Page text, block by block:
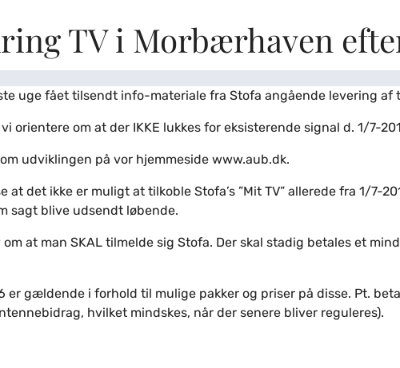
TV i Morbærhaven
uge fået tilsendt info-materiale fra Stofa angående levering af
orientere om at der IKKE lukkes for eksisterende signal d. 1/7-
udviklingen på vor hjemmeside www.aub.dk.
at det ikke er muligt at tilkoble Stofa’s ”Mit TV” allerede fra 1/7-
sagt blive udsendt løbende.
om at man SKAL tilmelde sig Stofa. Der skal stadig betales et
er gældende i forhold til mulige pakker og priser på disse. Pt.
hvilket mindskes, når der senere bliver reguleres).